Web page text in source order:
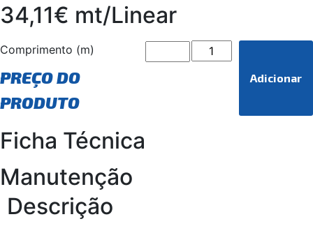
34,11€ mt/Linear
Comprimento (m)
PREÇO DO
PRODUTO
Adicionar
Ficha Técnica
Manutenção
Descrição